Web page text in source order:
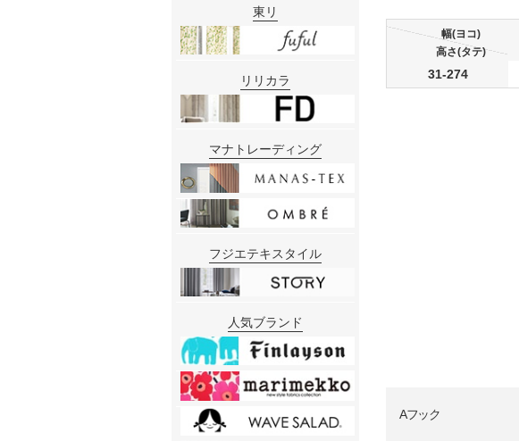
幅(ヨコ)
高さ(タテ)
31-274
Aフック
東リ
リリカラ
マナトレーディング
フジエテキスタイル
人気ブランド